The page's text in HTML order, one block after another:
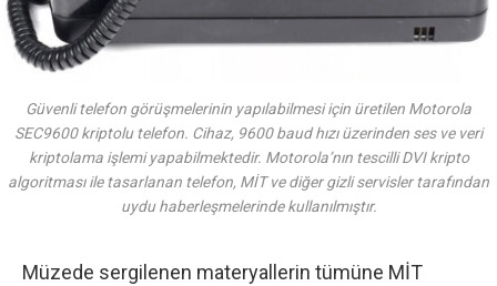
Güvenli telefon görüşmelerinin yapılabilmesi için üretilen Motorola
SEC9600 kriptolu telefon. Cihaz, 9600 baud hızı üzerinden ses ve veri
kriptolama işlemi yapabilmektedir. Motorola’nın tescilli DVI kripto
algoritması ile tasarlanan telefon, MİT ve diğer gizli servisler tarafından
uydu haberleşmelerinde kullanılmıştır.
Müzede sergilenen materyallerin tümüne MİT